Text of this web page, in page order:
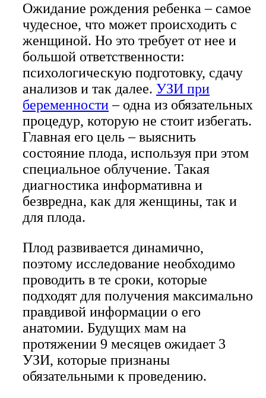
Ожидание рождения ребенка – самое
чудесное, что может происходить с
женщиной. Но это требует от нее и
большой ответственности:
психологическую подготовку, сдачу
анализов и так далее. УЗИ при
беременности– одна из обязательных
процедур, которую не стоит избегать.
Главная его цель – выяснить
состояние плода, используя при этом
специальное облучение. Такая
диагностика информативна и
безвредна, как для женщины, так и
для плода.
Плод развивается динамично,
поэтому исследование необходимо
проводить в те сроки, которые
подходят для получения максимально
правдивой информации о его
анатомии. Будущих мам на
протяжении 9 месяцев ожидает 3
УЗИ, которые признаны
обязательными к проведению.